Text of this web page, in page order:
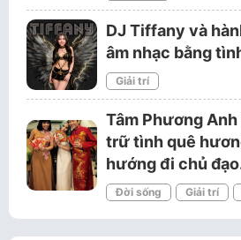
DJ Tiffany và
âm nhạc bằng
Giải trí
Tâm Phương
trữ tình quê
hướng đi chủ
Đời sống Giải trí